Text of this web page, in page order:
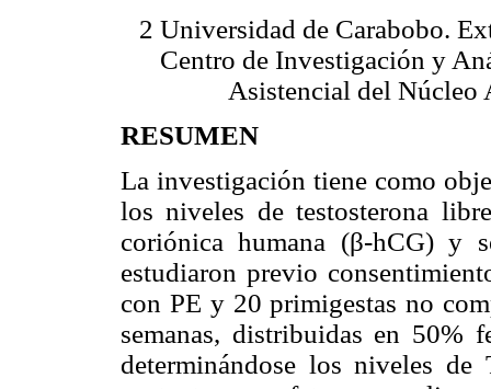
2 Universidad de Carabobo.
Centro de Investigación y
Asistencial del Núcleo
RESUMEN
La investigación tiene como
los niveles de testosterona
coriónica humana (β-hCG) y
estudiaron previo
con PE y 20 primigestas no
semanas, distribuidas en 50%
determinándose los niveles